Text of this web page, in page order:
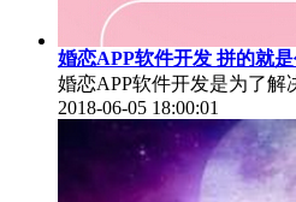
婚恋APP软件开发 拼的就
婚恋APP软件开发是为了解
2018-06-05 18:00:01